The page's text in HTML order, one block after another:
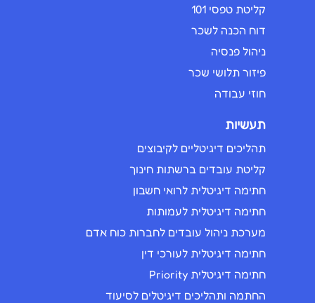
קליטת טפסי 101
דוח הכנה לשכר
ניהול פנסיה
פיזור תלושי שכר
חוזי עבודה
תעשיות
תהליכים דיגיטליים לקיבוצים
קליטת עובדים ברשתות חינוך
חתימה דיגיטלית לרואי חשבון
חתימה דיגיטלית לעמותות
מערכת ניהול עובדים לחברות כוח אדם
חתימה דיגיטלית לעורכי דין
חתימה דיגיטלית Priority
החתמה ותהליכים דיגיטלים לסיעוד